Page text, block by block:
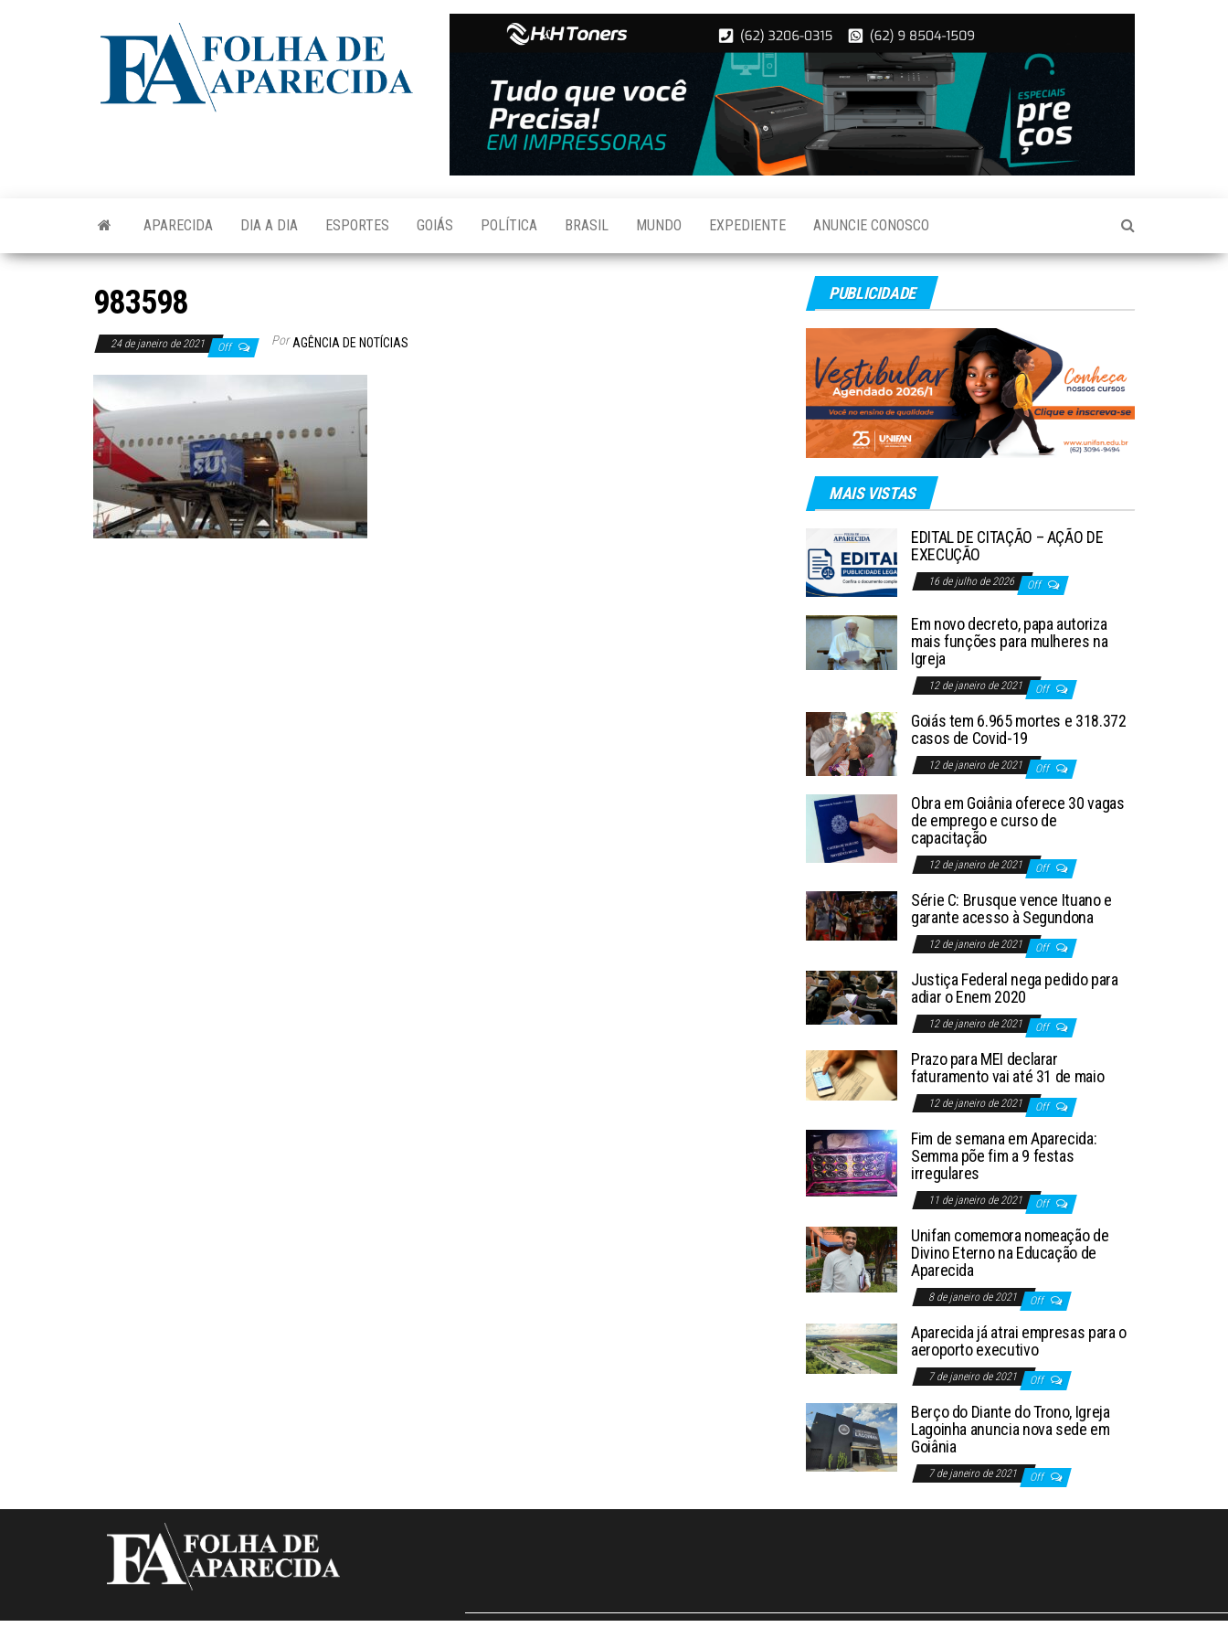
Aparecida
APARECIDA DIA A DIA ESPORTES GOIÁS POLÍTICA BRASIL MUNDO EXPEDIENTE ANUNCIE CONOSCO
983598
24 de janeiro de 2021 Off Por AGÊNCIA DE NOTÍCIAS
PUBLICIDADE
MAIS VISTAS
EDITAL DE CITAÇÃO – AÇÃO DE
EXECUÇÃO
16 de julho de 2026 Off
Em novo decreto, papa autoriza
mais funções para mulheres na
Igreja
12 de janeiro de 2021 Off
Goiás tem 6.965 mortes e 318.372
casos de Covid-19
12 de janeiro de 2021 Off
Obra em Goiânia oferece 30 vagas
de emprego e curso de
capacitação
12 de janeiro de 2021 Off
Série C: Brusque vence Ituano e
garante acesso à Segundona
12 de janeiro de 2021 Off
Justiça Federal nega pedido para
adiar o Enem 2020
12 de janeiro de 2021 Off
Prazo para MEI declarar
faturamento vai até 31 de maio
12 de janeiro de 2021 Off
Fim de semana em Aparecida:
Semma põe fim a 9 festas
irregulares
11 de janeiro de 2021 Off
Unifan comemora nomeação de
Divino Eterno na Educação de
Aparecida
8 de janeiro de 2021 Off
Aparecida já atrai empresas para o
aeroporto executivo
7 de janeiro de 2021 Off
Berço do Diante do Trono, Igreja
Lagoinha anuncia nova sede em
Goiânia
7 de janeiro de 2021 Off